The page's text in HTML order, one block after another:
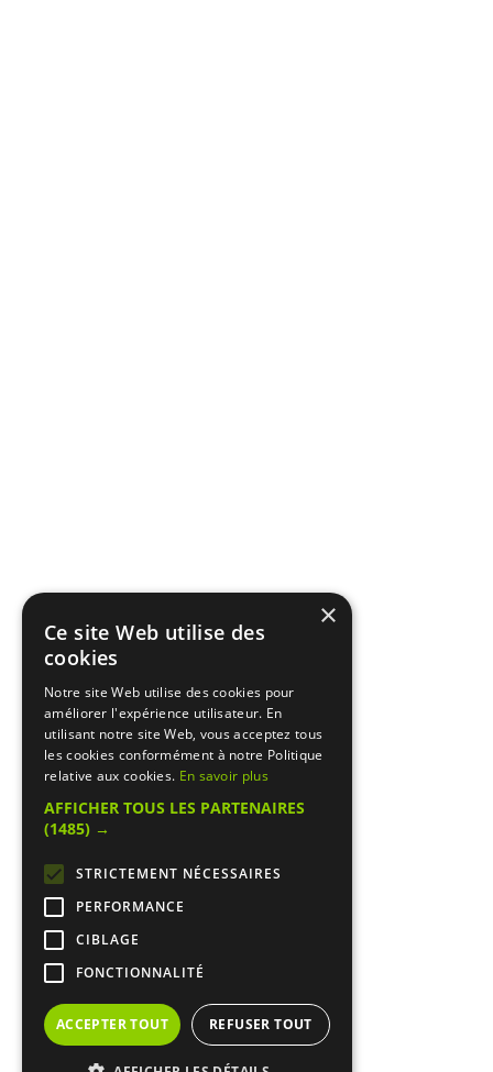
×
Ce site Web utilise des
cookies
Notre site Web utilise des cookies pour
améliorer l'expérience utilisateur. En
utilisant notre site Web, vous acceptez tous
les cookies conformément à notre Politique
relative aux cookies. En savoir plus
AFFICHER TOUS LES PARTENAIRES
(1485) →
STRICTEMENT NÉCESSAIRES
PERFORMANCE
CIBLAGE
FONCTIONNALITÉ
ACCEPTER TOUT REFUSER TOUT